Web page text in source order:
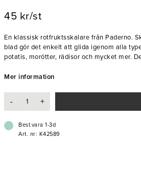
45 kr/st
En klassisk rotfruktsskalare från Paderno.
blad gör det enkelt att glida igenom alla
potatis, morötter, rädisor och mycket mer.
storkök!
- Ergonomiskt handtag
Mer information
- +
Best.vara 1-3d
Art. nr: K42589